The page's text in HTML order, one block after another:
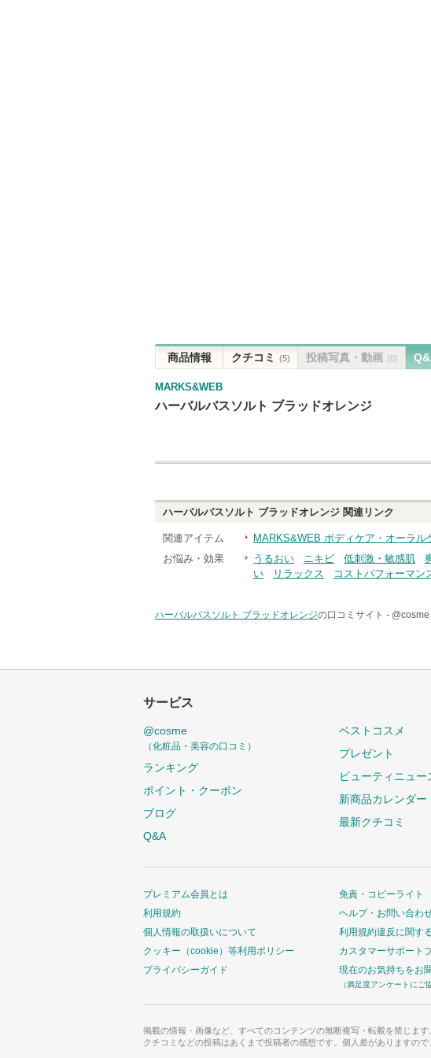
商品情報 クチコミ (5) 投稿写真・動画 (0)
MARKS&WEB
ハーバルバスソルト ブラッドオレンジ
ハーバルバスソルト ブラッドオレンジ 関連リンク
関連アイテム MARKS&WEB ボディケア・オーラル
お悩み・効果
うるおい ニキビ 低刺激・敏感肌
い
リラックス コストパフォーマン
ハーバルバスソルト ブラッドオレンジの口コミサイト - @cosme
サービス
@cosme
（化粧品・美容の口コミ）
ランキング
ポイント・クーポン
ブログ
Q&A
ベストコスメ
プレゼント
ビューティニュー
新商品カレンダー
最新クチコミ
プレミアム会員とは
利用規約
個人情報の取扱いについて
クッキー（cookie）等利用ポリシー
プライバシーガイド
免責・コピーライト
ヘルプ・お問い合わ
利用規約違反に関す
カスタマーサポート
現在のお気持ちをお
（満足度アンケートにご
掲載の情報・画像など、すべてのコンテンツの無断複写・転載を禁じます
クチコミなどの投稿はあくまで投稿者の感想です。個人差がありますので